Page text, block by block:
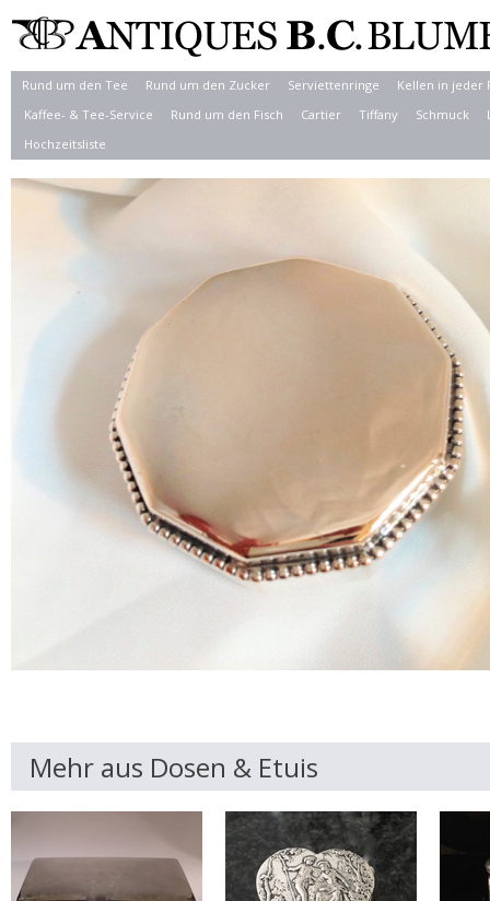
Rund um den Tee Rund um den Zucker Serviettenringe
Kellen in jeder
Kaffee- & Tee-Service
Rund um den Fisch Cartier Tiffany Schmuck
Hochzeitsliste
Mehr aus Dosen & Etuis